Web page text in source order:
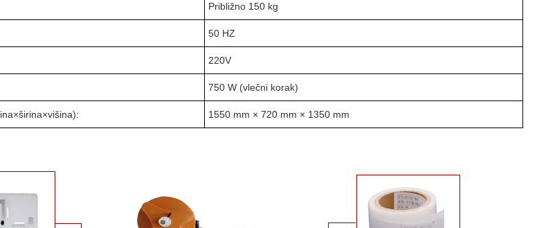
Približno 150 kg
50 HZ
220V
750 W (vlečni korak)
1550 mm × 720 mm × 1350 mm